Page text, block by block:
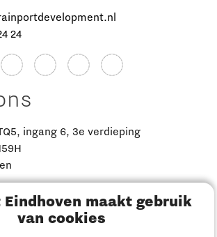
maakt gebruik
van cookies
24
ingang 6, 3e verdieping